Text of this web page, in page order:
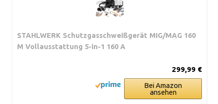
STAHLWERK Schutzgasschweißgerät MIG/MAG 160
M Vollausstattung 5-in-1 160 A
299,99 €
Bei Amazon
ansehen